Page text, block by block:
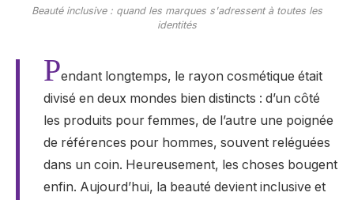
Beauté inclusive : quand les marques s'adressent à toutes les
identités
Pendant longtemps, le rayon cosmétique était
divisé en deux mondes bien distincts : d’un côté
les produits pour femmes, de l’autre une poignée
de références pour hommes, souvent reléguées
dans un coin. Heureusement, les choses bougent
enfin. Aujourd’hui, la beauté devient inclusive et